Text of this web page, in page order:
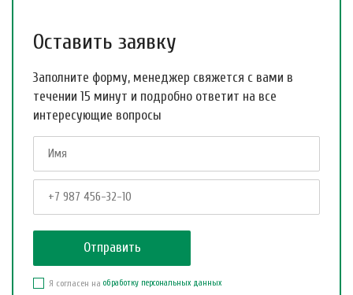
Оставить заявку
Заполните форму, менеджер свяжется с вами в
течении 15 минут и подробно ответит на все
интересующие вопросы
Я согласен на обработку персональных данных